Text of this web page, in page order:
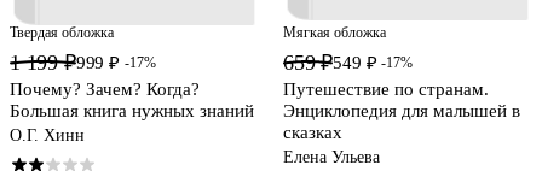
Твердая обложка
1 199 ₽999 ₽ -17%
Почему? Зачем? Когда?
Большая книга нужных знаний
О.Г. Хинн
Мягкая обложка
659 ₽549 ₽ -17%
Путешествие по странам.
Энциклопедия для малышей в
сказках
Елена Ульева